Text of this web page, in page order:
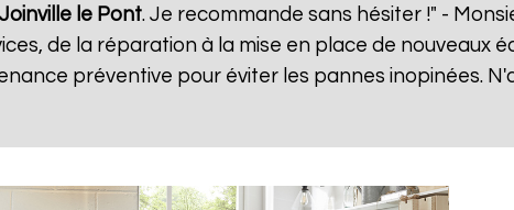
Joinville le Pont. Je recommande sans hésiter !" -
de la réparation à la mise en place de nouveaux
préventive pour éviter les pannes inopinées.